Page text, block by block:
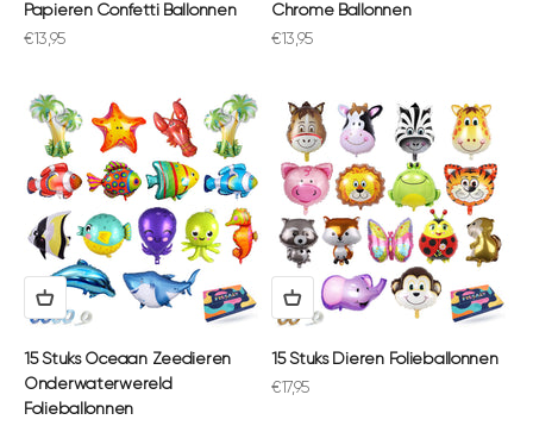
Papieren Confetti Ballonnen
Aanbiedingsprijs
€13,95
Chrome Ballonnen
Aanbiedingsprijs
€13,95
15 Stuks Oceaan Zeedieren
Onderwaterwereld
Folieballonnen
15 Stuks Dieren Folieballonnen
Aanbiedingsprijs
€17,95